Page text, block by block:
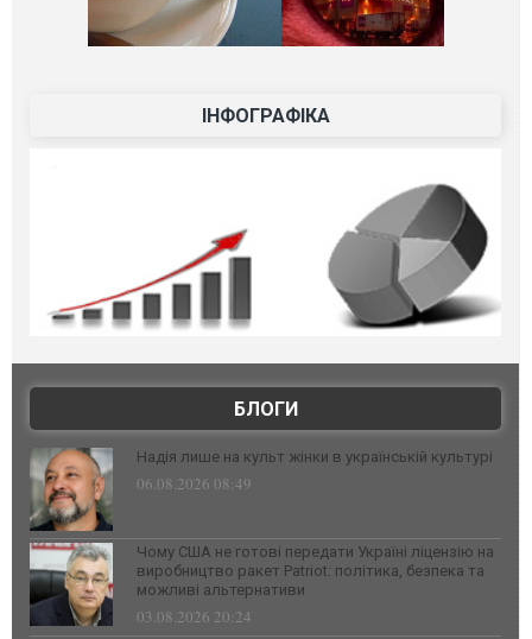
ІНФОГРАФІКА
БЛОГИ
Надія лише на культ жінки в українській культурі
06.08.2026 08:49
Чому США не готові передати Україні ліцензію на
виробництво ракет Patriot: політика, безпека та
можливі альтернативи
03.08.2026 20:24